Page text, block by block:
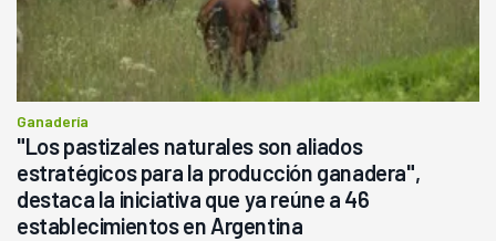
Ganadería
"Los pastizales naturales son aliados
estratégicos para la producción ganadera",
destaca la iniciativa que ya reúne a 46
establecimientos en Argentina